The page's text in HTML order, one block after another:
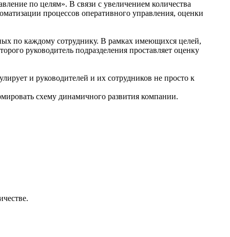
по целям». В связи с увеличением количества
процессов оперативного управления, оценки
по каждому сотруднику. В рамках имеющихся целей,
руководитель подразделения проставляет оценку
и руководителей и их сотрудников не просто к
схему динамичного развития компании.